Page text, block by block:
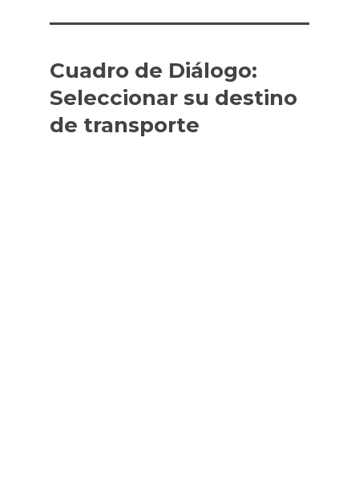
Cuadro de Diálogo:
Seleccionar su destino
de transporte